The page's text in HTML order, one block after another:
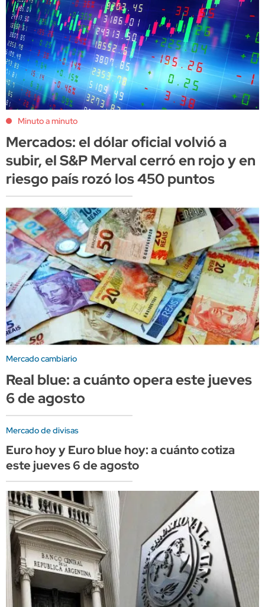
Minuto a minuto
Mercados: el dólar oficial volvió a
subir, el S&P Merval cerró en rojo y en
riesgo país rozó los 450 puntos
Mercado cambiario
Real blue: a cuánto opera este jueves
6 de agosto
Mercado de divisas
Euro hoy y Euro blue hoy: a cuánto cotiza
este jueves 6 de agosto